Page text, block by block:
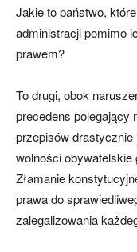
Jakie to państwo,
administracji pomimo
prawem?
To drugi, obok
precedens polegający
przepisów
wolności obywatelskie
Złamanie
prawa do
zalegalizowania